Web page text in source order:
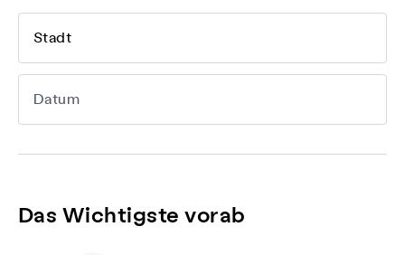
Stadt
Datum
Das Wichtigste vorab